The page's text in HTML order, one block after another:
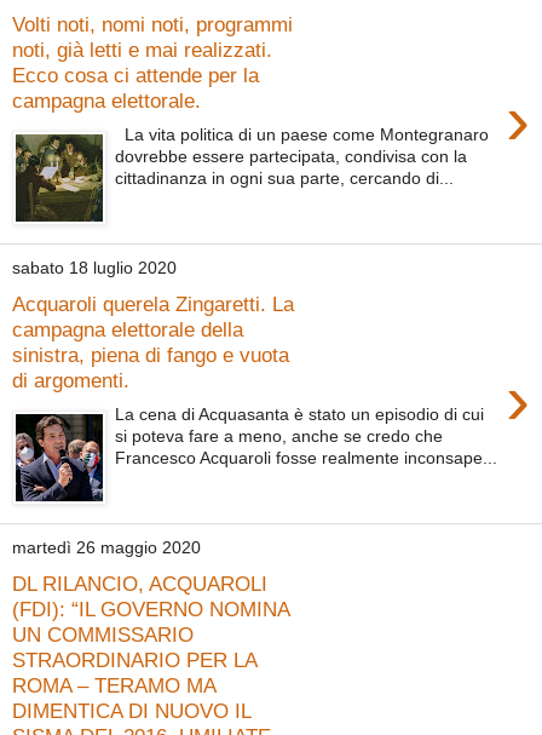
Volti noti, nomi noti, programmi
noti, già letti e mai realizzati.
Ecco cosa ci attende per la
campagna elettorale.
›
La vita politica di un paese come Montegranaro
dovrebbe essere partecipata, condivisa con la
cittadinanza in ogni sua parte, cercando di...
sabato 18 luglio 2020
Acquaroli querela Zingaretti. La
campagna elettorale della
sinistra, piena di fango e vuota
di argomenti.
›
La cena di Acquasanta è stato un episodio di cui
si poteva fare a meno, anche se credo che
Francesco Acquaroli fosse realmente inconsape...
martedì 26 maggio 2020
DL RILANCIO, ACQUAROLI
(FDI): “IL GOVERNO NOMINA
UN COMMISSARIO
STRAORDINARIO PER LA
ROMA – TERAMO MA
DIMENTICA DI NUOVO IL